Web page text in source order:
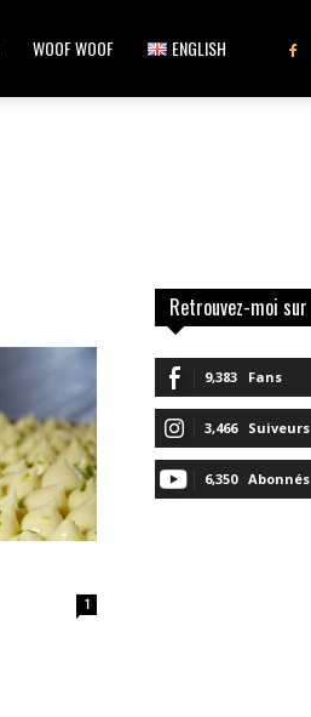
WOOF WOOF ENGLISH
1
Retrouvez-moi sur
9,383 Fans
3,466 Suiveurs
6,350 Abonnés